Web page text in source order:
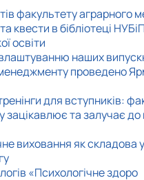
факультету аграрного
квести в бібліотеці
освіти
наших
менеджменту проведено
для вступників:
та залучає до
виховання як складова у
«Психологічне здоро